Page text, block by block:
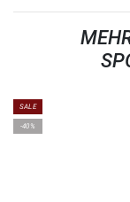
SALE
-40%